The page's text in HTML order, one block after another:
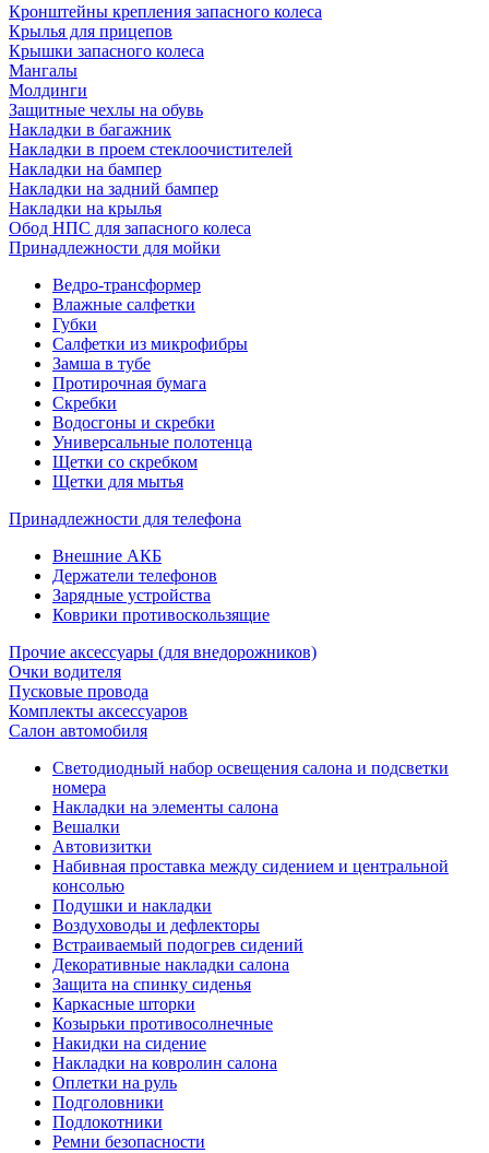
Кронштейны крепления запасного колеса
Крылья для прицепов
Крышки запасного колеса
Мангалы
Молдинги
Защитные чехлы на обувь
Накладки в багажник
Накладки в проем стеклоочистителей
Накладки на бампер
Накладки на задний бампер
Накладки на крылья
Обод НПС для запасного колеса
Принадлежности для мойки
Ведро-трансформер
Влажные салфетки
Губки
Салфетки из микрофибры
Замша в тубе
Протирочная бумага
Скребки
Водосгоны и скребки
Универсальные полотенца
Щетки со скребком
Щетки для мытья
Принадлежности для телефона
Внешние АКБ
Держатели телефонов
Зарядные устройства
Коврики противоскользящие
Прочие аксессуары (для внедорожников)
Очки водителя
Пусковые провода
Комплекты аксессуаров
Салон автомобиля
Светодиодный набор освещения салона и подсветки
номера
Накладки на элементы салона
Вешалки
Автовизитки
Набивная проставка между сидением и центральной
консолью
Подушки и накладки
Воздуховоды и дефлекторы
Встраиваемый подогрев сидений
Декоративные накладки салона
Защита на спинку сиденья
Каркасные шторки
Козырьки противосолнечные
Накидки на сидение
Накладки на ковролин салона
Оплетки на руль
Подголовники
Подлокотники
Ремни безопасности